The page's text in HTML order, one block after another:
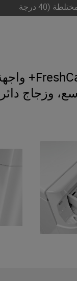
*مقارنةً بدورة الغسيل المختلطة (40 درجة
وزجاج